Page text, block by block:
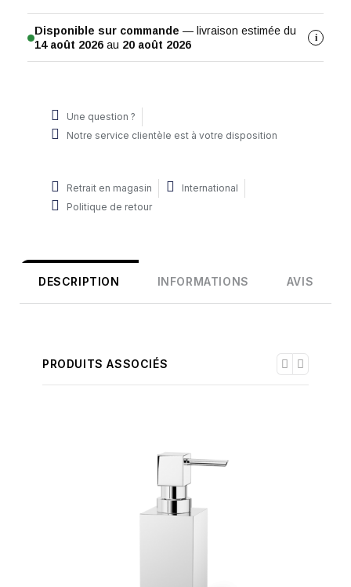
Disponible sur commande — livraison estimée du
14 août 2026 au 20 août 2026
i
Une question ?
Notre service clientèle est à votre disposition
Retrait en magasin
International
Politique de retour
DESCRIPTION INFORMATIONS AVIS
PRODUITS ASSOCIÉS